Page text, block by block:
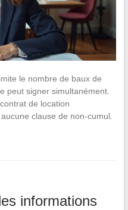
le nombre de baux de
peut signer simultanément.
de location
clause de non-cumul.
informations